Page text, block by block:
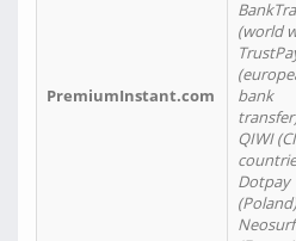
PremiumInstant.com
(world
bank
QIWI
Dotpay
Neosurf